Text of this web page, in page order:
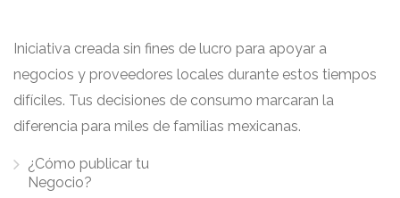
Iniciativa creada sin fines de lucro para apoyar a
negocios y proveedores locales durante estos tiempos
difíciles. Tus decisiones de consumo marcaran la
diferencia para miles de familias mexicanas.
¿Cómo publicar tu
Negocio?